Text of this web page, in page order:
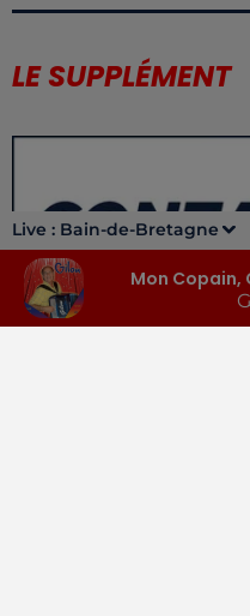
Live : Bain-de-Bretagne
Mon Copain,
LE SUPPLÉMENT